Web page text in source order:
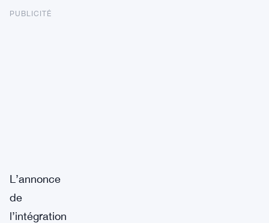
PUBLICITÉ
L’annonce
de
l’intégration